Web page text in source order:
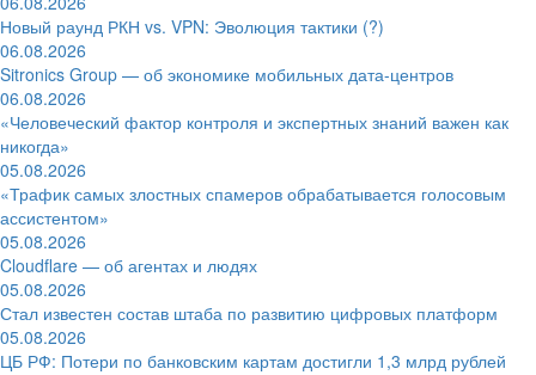
Новый раунд РКН vs. VPN: Эволюция тактики (?)
06.08.2026
Sitronics Group — об экономике мобильных дата-центров
06.08.2026
«Человеческий фактор контроля и экспертных знаний важен как
никогда»
05.08.2026
«Трафик самых злостных спамеров обрабатывается голосовым
ассистентом»
05.08.2026
Cloudflare — об агентах и людях
05.08.2026
Стал известен состав штаба по развитию цифровых платформ
05.08.2026
ЦБ РФ: Потери по банковским картам достигли 1,3 млрд рублей